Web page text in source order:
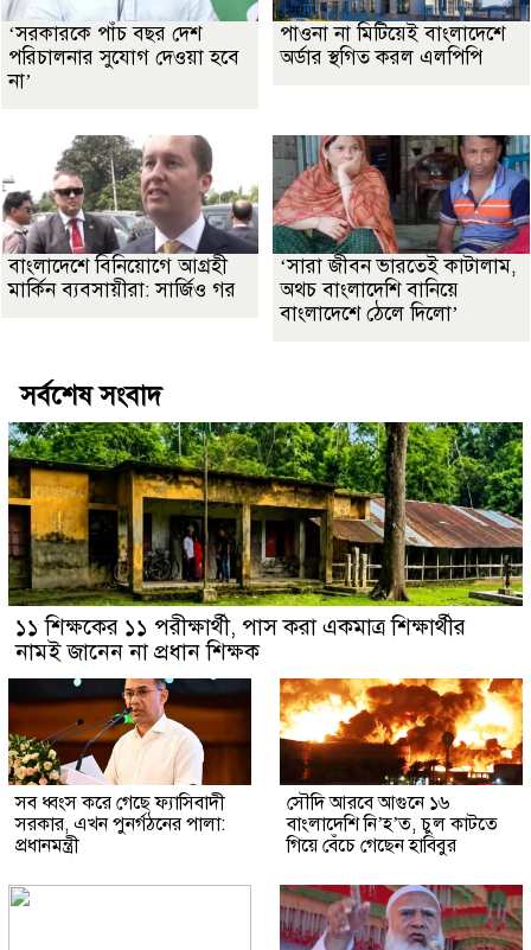
‘সরকারকে পাঁচ বছর দেশ
পরিচালনার সুযোগ দেওয়া হবে
না’
পাওনা না মিটিয়েই বাংলাদেশে
অর্ডার স্থগিত করল এলপিপি
বাংলাদেশে বিনিয়োগে আগ্রহী
মার্কিন ব্যবসায়ীরা: সার্জিও গর
‘সারা জীবন ভারতেই কাটালাম,
অথচ বাংলাদেশি বানিয়ে
বাংলাদেশে ঠেলে দিলো’
সর্বশেষ সংবাদ
১১ শিক্ষকের ১১ পরীক্ষার্থী, পাস করা একমাত্র শিক্ষার্থীর
নামই জানেন না প্রধান শিক্ষক
সব ধ্বংস করে গেছে ফ্যাসিবাদী
সরকার, এখন পুনর্গঠনের পালা:
প্রধানমন্ত্রী
সৌদি আরবে আগুনে ১৬
বাংলাদেশি নি’হ’ত, চুল কাটতে
গিয়ে বেঁচে গেছেন হাবিবুর